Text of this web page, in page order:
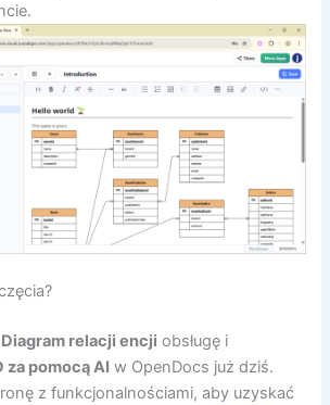
Diagram relacji encji obsługę i
za pomocą AI w OpenDocs już dziś.
z funkcjonalnościami, aby uzyskać